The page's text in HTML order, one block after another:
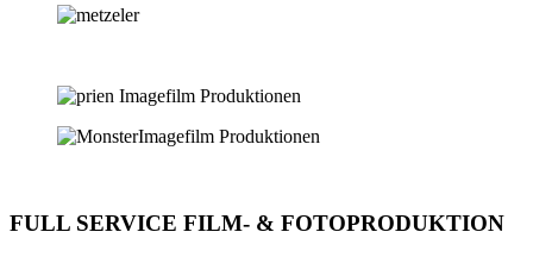
FULL SERVICE FILM- & FOTOPRODUKTION